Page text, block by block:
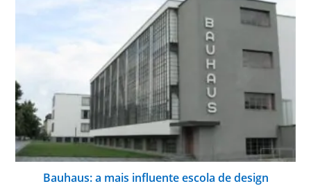
Bauhaus: a mais influente escola de design